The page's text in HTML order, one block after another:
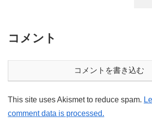
コメント
コメントを書き込む
This site uses Akismet to reduce spam.
comment data is processed.